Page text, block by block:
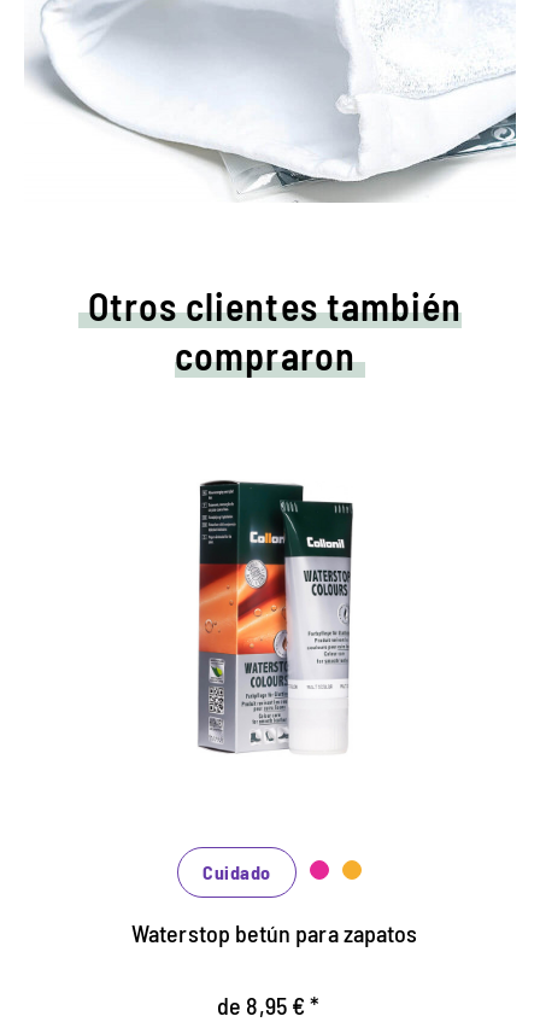
Otros clientes también
compraron
Cuidados de colores y
crema impermeabilizadora.
Mantiene todos los materiales lisos de
cuero y de alta tecnología con efecto de
impermeabilización.
Cuidado
Waterstop betún para zapatos
de 8,95 € *